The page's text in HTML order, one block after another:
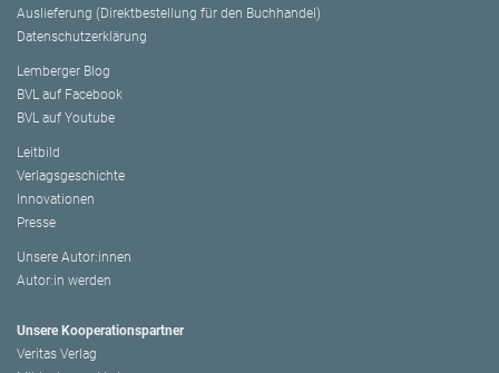
Auslieferung (Direktbestellung für den Buchhandel)
Datenschutzerklärung
Lemberger Blog
BVL auf Facebook
BVL auf Youtube
Leitbild
Verlagsgeschichte
Innovationen
Presse
Unsere Autor:innen
Autor:in werden
Unsere Kooperationspartner
Veritas Verlag